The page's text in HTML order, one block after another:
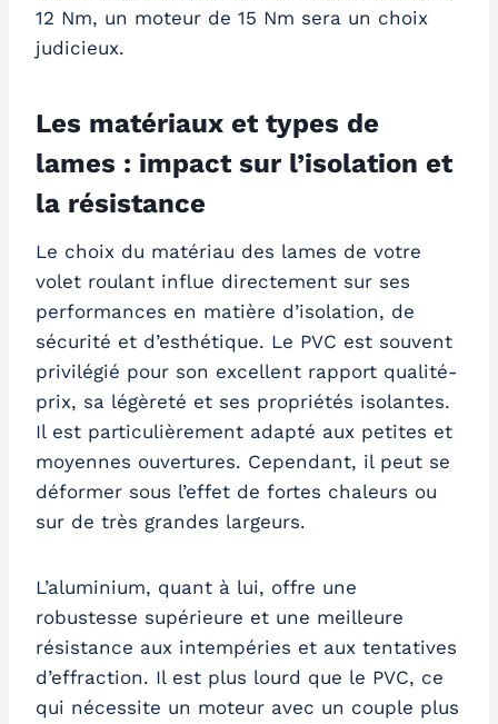
12 Nm, un moteur de 15 Nm sera un choix
judicieux.
Les matériaux et types de
lames : impact sur l’isolation et
la résistance
Le choix du matériau des lames de votre
volet roulant influe directement sur ses
performances en matière d’isolation, de
sécurité et d’esthétique. Le PVC est souvent
privilégié pour son excellent rapport qualité-
prix, sa légèreté et ses propriétés isolantes.
Il est particulièrement adapté aux petites et
moyennes ouvertures. Cependant, il peut se
déformer sous l’effet de fortes chaleurs ou
sur de très grandes largeurs.
L’aluminium, quant à lui, offre une
robustesse supérieure et une meilleure
résistance aux intempéries et aux tentatives
d’effraction. Il est plus lourd que le PVC, ce
qui nécessite un moteur avec un couple plus